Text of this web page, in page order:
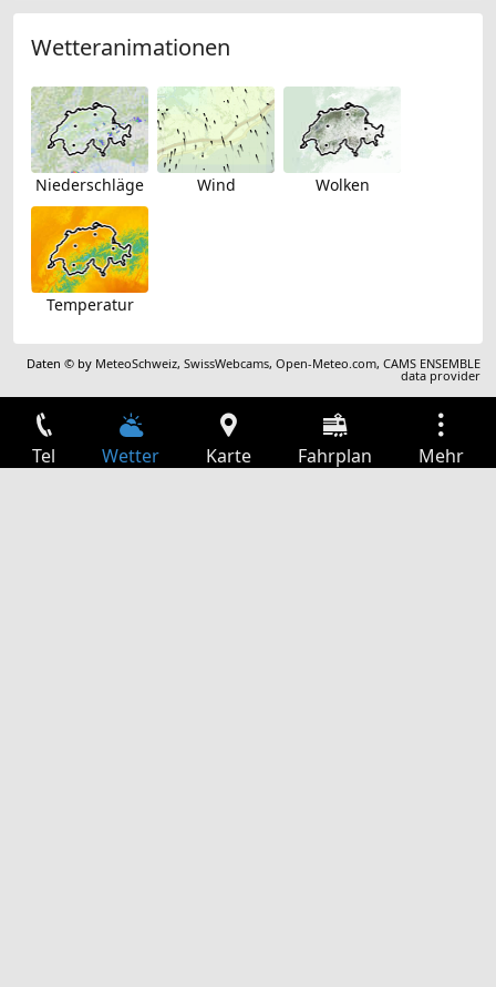
Wetteranimationen
Niederschläge Wind Wolken
Temperatur
Daten © by MeteoSchweiz,SwissWebcams,Open-Meteo.com,CAMS ENSEMBLE
data provider
Tel Wetter Karte Fahrplan Mehr